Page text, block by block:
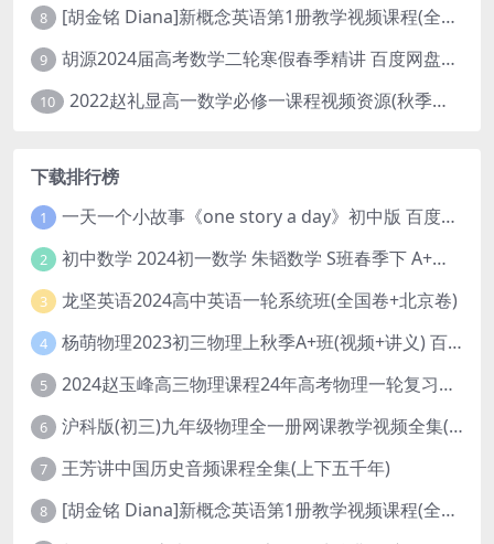
8 [胡金铭 Diana]新概念英语第1册教学视频课程(全集 百度网盘下载)
9 胡源2024届高考数学二轮寒假春季精讲 百度网盘分享
10 2022赵礼显高一数学必修一课程视频资源(秋季班 含讲义)百度网盘云
下载排行榜
1 一天一个小故事《one story a day》初中版 百度网盘分享下载
2 初中数学 2024初一数学 朱韬数学 S班春季下 A+班春季下 百度云网盘
3 龙坚英语2024高中英语一轮系统班(全国卷+北京卷)
4 杨萌物理2023初三物理上秋季A+班(视频+讲义) 百度网盘分享
5 2024赵玉峰高三物理课程24年高考物理一轮复习网课教程
6 沪科版(初三)九年级物理全一册网课教学视频全集(录播版 杜春雨 66讲)
7 王芳讲中国历史音频课程全集(上下五千年)
8 [胡金铭 Diana]新概念英语第1册教学视频课程(全集 百度网盘下载)